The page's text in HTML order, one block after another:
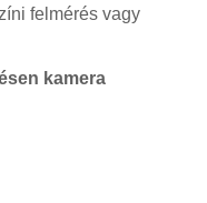
felmérés vagy
kamera